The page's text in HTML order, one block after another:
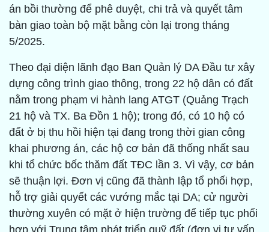
án bồi thường để phê duyệt, chi trả và quyết tâm
bàn giao toàn bộ mặt bằng còn lại trong tháng
5/2025.
Theo đại diện lãnh đạo Ban Quản lý DA Đầu tư xây
dựng công trình giao thông, trong 22 hộ dân có đất
nằm trong phạm vi hành lang ATGT (Quảng Trạch
21 hộ và TX. Ba Đồn 1 hộ); trong đó, có 10 hộ có
đất ở bị thu hồi hiện tại đang trong thời gian công
khai phương án, các hộ cơ bản đã thống nhất sau
khi tổ chức bốc thăm đất TĐC lần 3. Vì vậy, cơ bản
sẽ thuận lợi. Đơn vị cũng đã thành lập tổ phối hợp,
hỗ trợ giải quyết các vướng mắc tại DA; cử người
thường xuyên có mặt ở hiện trường để tiếp tục phối